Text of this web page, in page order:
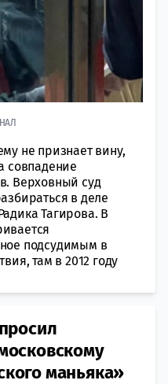
не признает вину,
совпадение
Верховный суд
в деле
Тагирова. В
подсудимым в
там в 2012 году
маньяка»